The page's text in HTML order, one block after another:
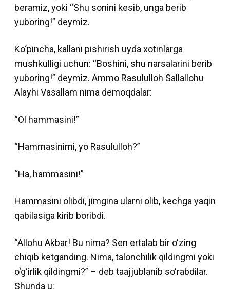
beramiz, yoki “Shu sonini kesib, unga berib
yuboring!” deymiz.
Ko‘pincha, kallani pishirish uyda xotinlarga
mushkulligi uchun: “Boshini, shu narsalarini berib
yuboring!” deymiz. Ammo Rasululloh Sallallohu
Alayhi Vasallam nima demoqdalar:
“Ol hammasini!”
“Hammasinimi, yo Rasululloh?”
“Ha, hammasini!”
Hammasini olibdi, jimgina ularni olib, kechga yaqin
qabilasiga kirib boribdi.
“Allohu Akbar! Bu nima? Sen ertalab bir o‘zing
chiqib ketganding. Nima, talonchilik qildingmi yoki
o‘g‘irlik qildingmi?” – deb taajjublanib so‘rabdilar.
Shunda u: